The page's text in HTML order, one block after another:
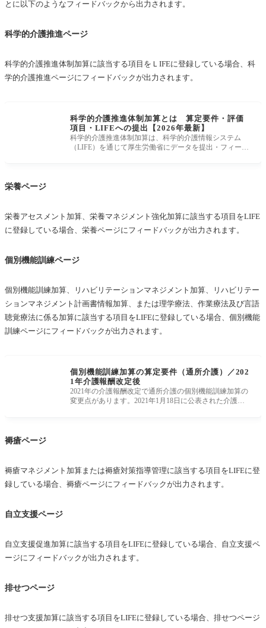
とに以下のようなフィードバックから出力されます。
科学的介護推進ページ
科学的介護推進体制加算に該当する項目をＬIFEに登録している場合、科
学的介護推進ページにフィードバックが出力されます。
科学的介護推進体制加算とは 算定要件・評価
項目・LIFEへの提出【2026年最新】
科学的介護推進体制加算は、科学的介護情報システム
（LIFE）を通じて厚生労働省にデータを提出・フィード
栄養ページ
栄養アセスメント加算、栄養マネジメント強化加算に該当する項目をLIFE
に登録している場合、栄養ページにフィードバックが出力されます。
個別機能訓練ページ
個別機能訓練加算、リハビリテーションマネジメント加算、リハビリテー
ションマネジメント計画書情報加算、または理学療法、作業療法及び言語
聴覚療法に係る加算に該当する項目をLIFEに登録している場合、個別機能
訓練ページにフィードバックが出力されます。
個別機能訓練加算の算定要件（通所介護）／202
1年介護報酬改定後
2021年の介護報酬改定で通所介護の個別機能訓練加算の
変更点があります。2021年1月18日に公表された介護給
褥瘡ページ
褥瘡マネジメント加算または褥瘡対策指導管理に該当する項目をLIFEに登
録している場合、褥瘡ページにフィードバックが出力されます。
自立支援ページ
自立支援促進加算に該当する項目をLIFEに登録している場合、自立支援ペ
ージにフィードバックが出力されます。
排せつページ
排せつ支援加算に該当する項目をLIFEに登録している場合、排せつページ